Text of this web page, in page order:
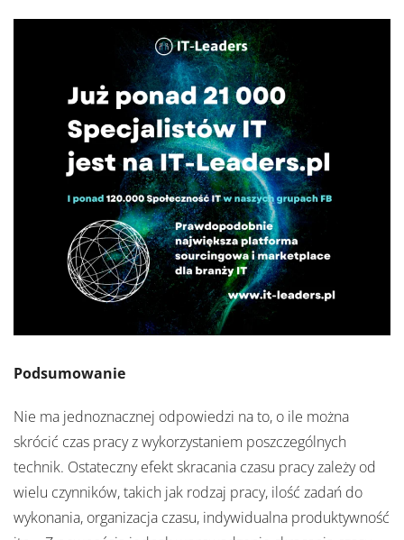
Podsumowanie
Nie ma jednoznacznej odpowiedzi na to, o ile można
skrócić czas pracy z wykorzystaniem poszczególnych
technik. Ostateczny efekt skracania czasu pracy zależy od
wielu czynników, takich jak rodzaj pracy, ilość zadań do
wykonania, organizacja czasu, indywidualna produktywność